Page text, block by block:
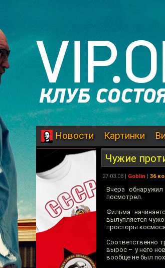
Новости Картинки
Чужие
27.03.08 | Goblin | 36
Вчера
посмотрел.
Фильма
вылупляется
просторы
Соответственно
вырос – у него
вообще не был